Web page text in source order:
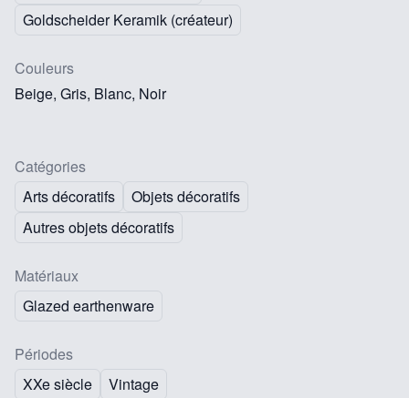
Goldscheider Keramik (créateur)
Couleurs
Beige, Gris, Blanc, Noir
Catégories
Arts décoratifs
Objets décoratifs
Autres objets décoratifs
Matériaux
Glazed earthenware
Périodes
XXe siècle
Vintage